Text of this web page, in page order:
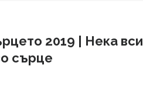
2019 | Нека
сърце